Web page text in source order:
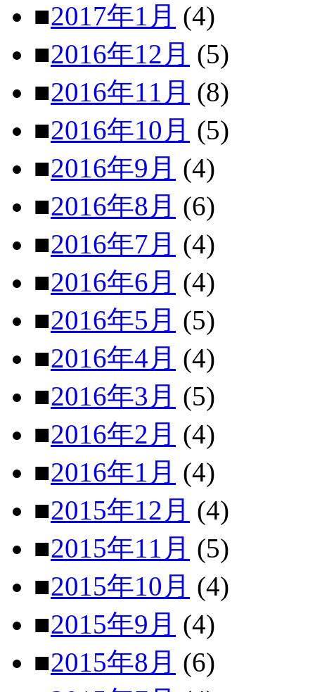
■2017年1月 (4)
■2016年12月 (5)
■2016年11月 (8)
■2016年10月 (5)
■2016年9月 (4)
■2016年8月 (6)
■2016年7月 (4)
■2016年6月 (4)
■2016年5月 (5)
■2016年4月 (4)
■2016年3月 (5)
■2016年2月 (4)
■2016年1月 (4)
■2015年12月 (4)
■2015年11月 (5)
■2015年10月 (4)
■2015年9月 (4)
■2015年8月 (6)